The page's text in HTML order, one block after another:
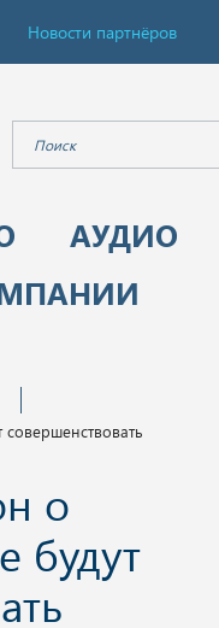
Новости партнёров
АУДИО
совершенствовать
о
будут